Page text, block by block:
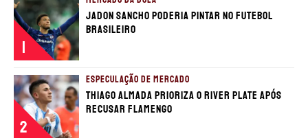
1
Jadon Sancho poderia pintar no futebol
brasileiro
2
ESPECULAÇÃO DE MERCADO
Thiago Almada prioriza o River Plate após
recusar Flamengo